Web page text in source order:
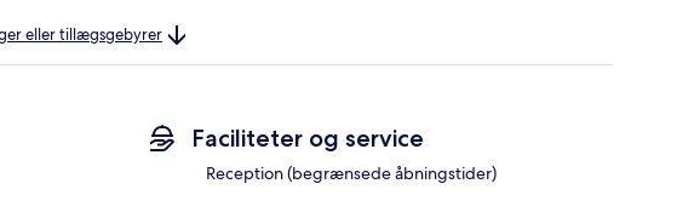
eller tillægsgebyrer
Faciliteter og service
Reception (begrænsede åbningstider)